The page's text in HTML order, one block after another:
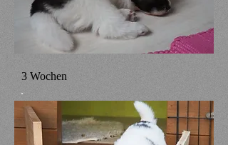
3 Wochen